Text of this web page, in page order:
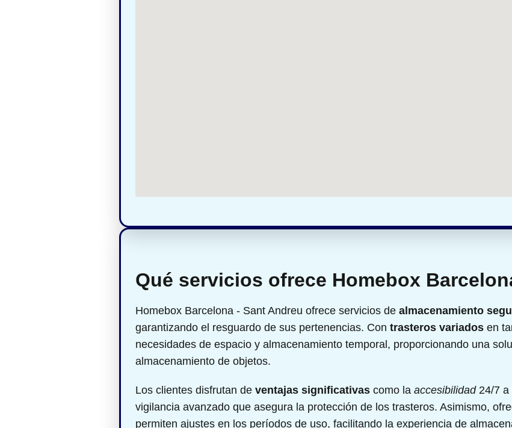
Qué servicios ofrece Homebox
Homebox Barcelona - Sant Andreu ofrece servicios de almacenamiento
garantizando el resguardo de sus pertenencias. Con trasteros variados en
necesidades de espacio y almacenamiento temporal, proporcionando una
almacenamiento de objetos.
Los clientes disfrutan de ventajas significativas como la accesibilidad24/7 a
vigilancia avanzado que asegura la protección de los trasteros. Asimismo,
permiten ajustes en los períodos de uso, facilitando la experiencia de